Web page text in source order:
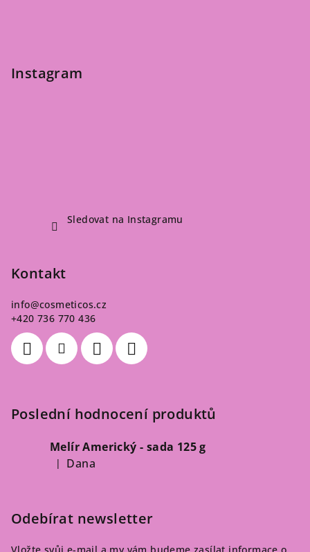
Instagram
Sledovat na Instagramu
Kontakt
info@cosmeticos.cz
+420 736 770 436
Poslední hodnocení produktů
Melír Americký - sada 125 g
Hodnocení produktu je 5 z 5 hvězdiček.
| Dana
Odebírat newsletter